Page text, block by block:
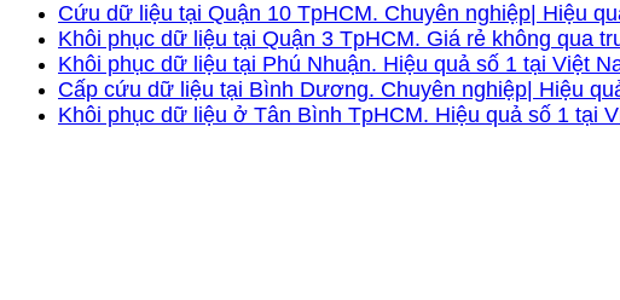
Cứu dữ liệu tại Quận 10 TpHCM. Chuyên nghiệp| Hiệu
Khôi phục dữ liệu tại Quận 3 TpHCM. Giá rẻ không qua
Khôi phục dữ liệu tại Phú Nhuận. Hiệu quả số 1 tại Việt
Cấp cứu dữ liệu tại Bình Dương. Chuyên nghiệp| Hiệu
Khôi phục dữ liệu ở Tân Bình TpHCM. Hiệu quả số 1 tại